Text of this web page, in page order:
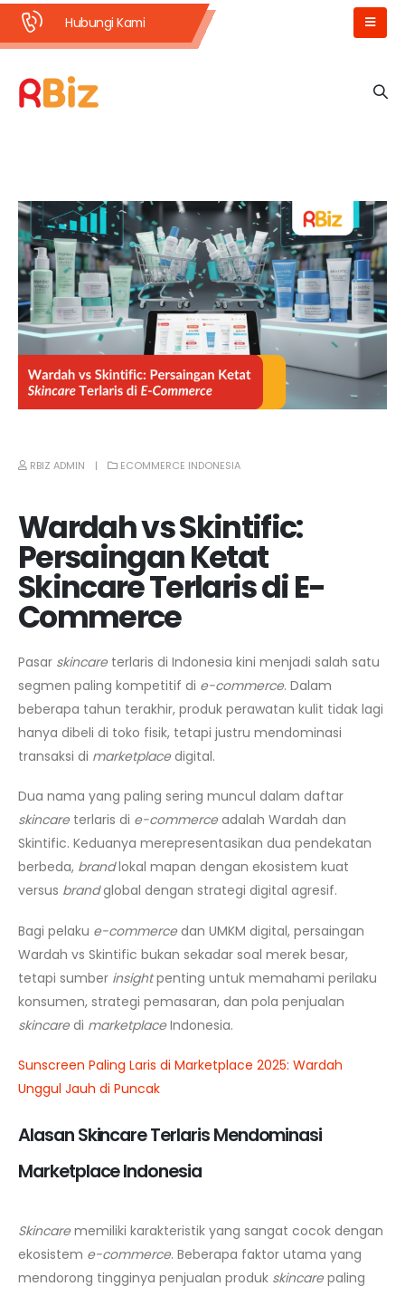
Hubungi Kami
RBIZ ADMIN ECOMMERCE INDONESIA
Wardah vs Skintific:
Persaingan Ketat
Skincare Terlaris di E-
Commerce
Pasar skincareterlaris di Indonesia kini menjadi salah satu
segmen paling kompetitif di e-commerce. Dalam
beberapa tahun terakhir, produk perawatan kulit tidak lagi
hanya dibeli di toko fisik, tetapi justru mendominasi
transaksi di marketplacedigital.
Dua nama yang paling sering muncul dalam daftar
skincareterlaris di e-commerceadalah Wardah dan
Skintific. Keduanya merepresentasikan dua pendekatan
berbeda, brandlokal mapan dengan ekosistem kuat
versus brandglobal dengan strategi digital agresif.
Bagi pelaku e-commercedan UMKM digital, persaingan
Wardah vs Skintific bukan sekadar soal merek besar,
tetapi sumber insightpenting untuk memahami perilaku
konsumen, strategi pemasaran, dan pola penjualan
skincaredi marketplaceIndonesia.
Sunscreen Paling Laris di Marketplace 2025: Wardah
Unggul Jauh di Puncak
Alasan Skincare Terlaris Mendominasi
Marketplace Indonesia
Skincarememiliki karakteristik yang sangat cocok dengan
ekosistem e-commerce. Beberapa faktor utama yang
mendorong tingginya penjualan produk skincarepaling